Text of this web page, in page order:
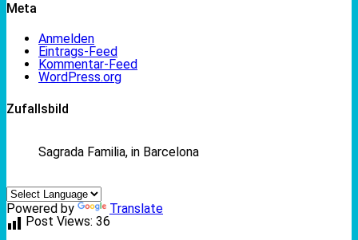
Meta
Anmelden
Eintrags-Feed
Kommentar-Feed
WordPress.org
Zufallsbild
Sagrada Familia, in Barcelona
Powered by
Translate
Post Views: 36